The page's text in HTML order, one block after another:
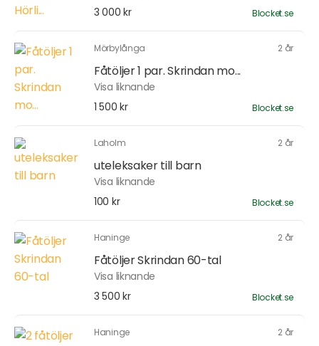
3 000 kr
Blocket.se
Mörbylånga 2 år
Fåtöljer 1 par. Skrindan mo...
Visa liknande
1 500 kr
Blocket.se
Laholm 2 år
uteleksaker till barn
Visa liknande
100 kr
Blocket.se
Haninge 2 år
Fåtöljer Skrindan 60-tal
Visa liknande
3 500 kr
Blocket.se
Haninge 2 år